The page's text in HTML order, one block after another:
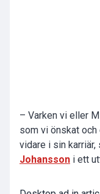
– Varken vi eller
som vi önskat
vidare i sin
Johansson i ett